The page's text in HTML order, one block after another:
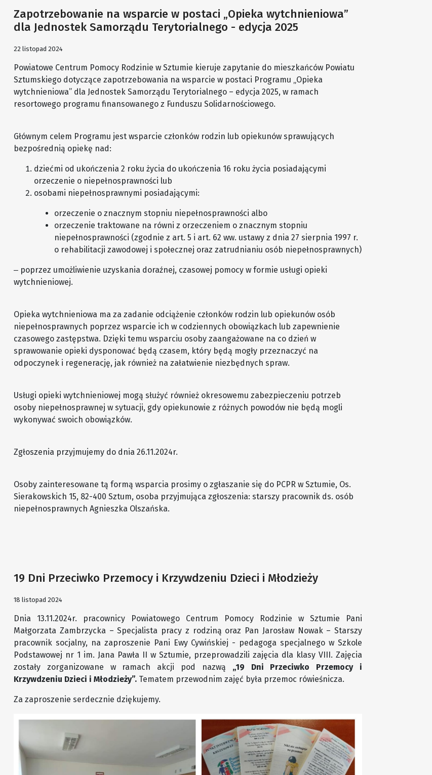
Zapotrzebowanie na wsparcie w postaci „Opieka wytchnieniowa”
dla Jednostek Samorządu Terytorialnego - edycja 2025
22 listopad 2024
Powiatowe Centrum Pomocy Rodzinie w Sztumie kieruje zapytanie do mieszkańców Powiatu
Sztumskiego dotyczące zapotrzebowania na wsparcie w postaci Programu „Opieka
wytchnieniowa” dla Jednostek Samorządu Terytorialnego – edycja 2025, w ramach
resortowego programu finansowanego z Funduszu Solidarnościowego.
Głównym celem Programu jest wsparcie członków rodzin lub opiekunów sprawujących
bezpośrednią opiekę nad:
dziećmi od ukończenia 2 roku życia do ukończenia 16 roku życia posiadającymi
orzeczenie o niepełnosprawności lub
osobami niepełnosprawnymi posiadającymi:
orzeczenie o znacznym stopniu niepełnosprawności albo
orzeczenie traktowane na równi z orzeczeniem o znacznym stopniu
niepełnosprawności (zgodnie z art. 5 i art. 62 ww. ustawy z dnia 27 sierpnia 1997 r.
o rehabilitacji zawodowej i społecznej oraz zatrudnianiu osób niepełnosprawnych)
‒ poprzez umożliwienie uzyskania doraźnej, czasowej pomocy w formie usługi opieki
wytchnieniowej.
Opieka wytchnieniowa ma za zadanie odciążenie członków rodzin lub opiekunów osób
niepełnosprawnych poprzez wsparcie ich w codziennych obowiązkach lub zapewnienie
czasowego zastępstwa. Dzięki temu wsparciu osoby zaangażowane na co dzień w
sprawowanie opieki dysponować będą czasem, który będą mogły przeznaczyć na
odpoczynek i regenerację, jak również na załatwienie niezbędnych spraw.
Usługi opieki wytchnieniowej mogą służyć również okresowemu zabezpieczeniu potrzeb
osoby niepełnosprawnej w sytuacji, gdy opiekunowie z różnych powodów nie będą mogli
wykonywać swoich obowiązków.
Zgłoszenia przyjmujemy do dnia 26.11.2024r.
Osoby zainteresowane tą formą wsparcia prosimy o zgłaszanie się do PCPR w Sztumie, Os.
Sierakowskich 15, 82-400 Sztum, osoba przyjmująca zgłoszenia: starszy pracownik ds. osób
niepełnosprawnych Agnieszka Olszańska.
19 Dni Przeciwko Przemocy i Krzywdzeniu Dzieci i Młodzieży
18 listopad 2024
Dnia 13.11.2024r. pracownicy Powiatowego Centrum Pomocy Rodzinie w Sztumie Pani
Małgorzata Zambrzycka – Specjalista pracy z rodziną oraz Pan Jarosław Nowak – Starszy
pracownik socjalny, na zaproszenie Pani Ewy Cywińskiej - pedagoga specjalnego w Szkole
Podstawowej nr 1 im. Jana Pawła II w Sztumie, przeprowadzili zajęcia dla klasy VIII. Zajęcia
zostały zorganizowane w ramach akcji pod nazwą „19 Dni Przeciwko Przemocy i
Krzywdzeniu Dzieci i Młodzieży”. Tematem przewodnim zajęć była przemoc rówieśnicza.
Za zaproszenie serdecznie dziękujemy.